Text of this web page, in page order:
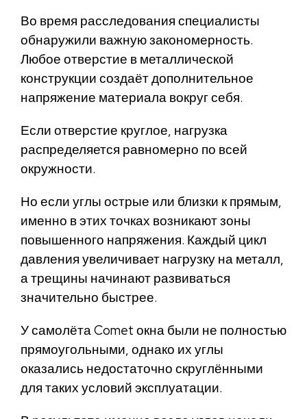
Во время расследования специалисты
обнаружили важную закономерность.
Любое отверстие в металлической
конструкции создаёт дополнительное
напряжение материала вокруг себя.
Если отверстие круглое, нагрузка
распределяется равномерно по всей
окружности.
Но если углы острые или близки к прямым,
именно в этих точках возникают зоны
повышенного напряжения. Каждый цикл
давления увеличивает нагрузку на металл,
а трещины начинают развиваться
значительно быстрее.
У самолёта Comet окна были не полностью
прямоугольными, однако их углы
оказались недостаточно скруглёнными
для таких условий эксплуатации.